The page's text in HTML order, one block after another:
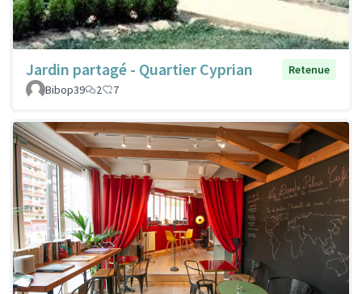
Jardin partagé - Quartier Cyprian
Retenue
Bibop39
2 7